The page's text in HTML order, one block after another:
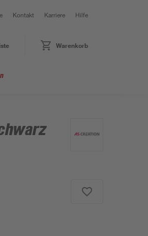
Kontakt Karriere Hilfe
Warenkorb